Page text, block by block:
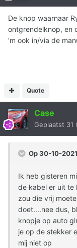
De knop waarnaar
ontgrendelknop, en
'm ook in/via de
Quote
Case
Geplaatst 31
Op 30-10-
Ik heb gisteren
de kabel er uit te
zou die vrij
doet....nee dus,
knopje op auto
je op de stekker
mij niet op